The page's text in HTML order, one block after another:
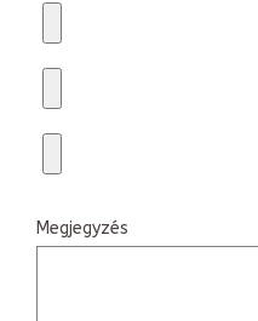
Megjegyzés